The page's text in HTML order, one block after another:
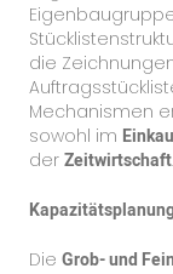
die
Mechanismen
sowohl im
derZeitwirtschaft.
DieGrob- und